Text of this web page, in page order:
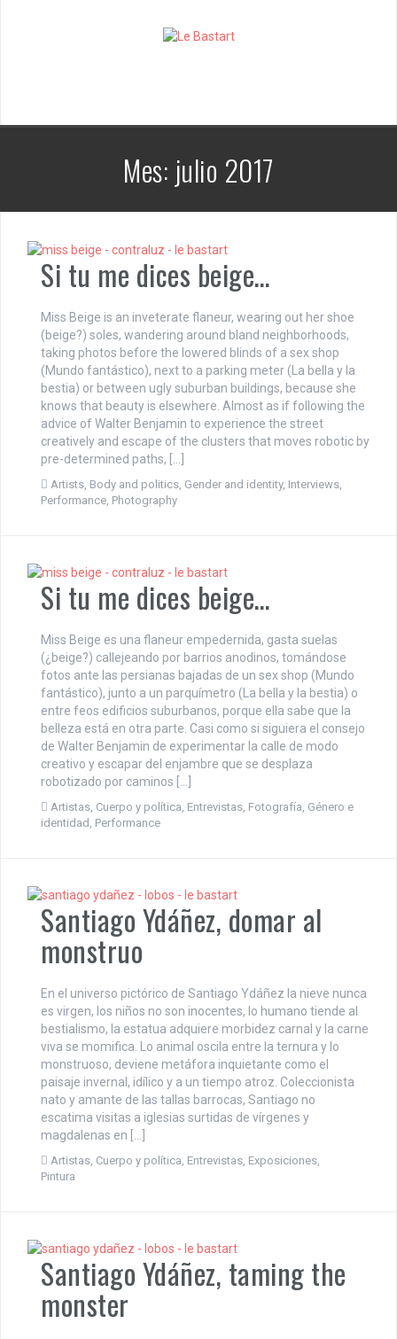
Mes: julio 2017
Si tu me dices beige…
Miss Beige is an inveterate flaneur, wearing out her shoe
(beige?) soles, wandering around bland neighborhoods,
taking photos before the lowered blinds of a sex shop
(Mundo fantástico), next to a parking meter (La bella y la
bestia) or between ugly suburban buildings, because she
knows that beauty is elsewhere. Almost as if following the
advice of Walter Benjamin to experience the street
creatively and escape of the clusters that moves robotic by
pre-determined paths, […]
Artists Body and politics Gender and identity, Interviews
Performance Photography
Si tu me dices beige…
Miss Beige es una flaneur empedernida, gasta suelas
(¿beige?) callejeando por barrios anodinos, tomándose
fotos ante las persianas bajadas de un sex shop (Mundo
fantástico), junto a un parquímetro (La bella y la bestia) o
entre feos edificios suburbanos, porque ella sabe que la
belleza está en otra parte. Casi como si siguiera el consejo
de Walter Benjamin de experimentar la calle de modo
creativo y escapar del enjambre que se desplaza
robotizado por caminos […]
Artistas Cuerpo y política Entrevistas Fotografía Género e
identidad Performance
Santiago Ydáñez, domar al
monstruo
En el universo pictórico de Santiago Ydáñez la nieve nunca
es virgen, los niños no son inocentes, lo humano tiende al
bestialismo, la estatua adquiere morbidez carnal y la carne
viva se momifica. Lo animal oscila entre la ternura y lo
monstruoso, deviene metáfora inquietante como el
paisaje invernal, idílico y a un tiempo atroz. Coleccionista
nato y amante de las tallas barrocas, Santiago no
escatima visitas a iglesias surtidas de vírgenes y
magdalenas en […]
Artistas, Cuerpo y política, Entrevistas, Exposiciones,
Pintura
Santiago Ydáñez, taming the
monster